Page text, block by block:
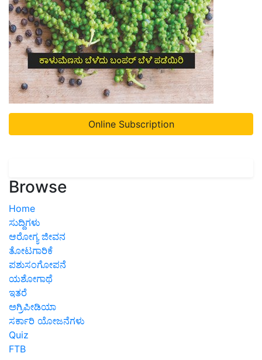
Online Subscription
Browse
Home
ಸುದ್ದಿಗಳು
ಆರೋಗ್ಯ ಜೀವನ
ತೋಟಗಾರಿಕೆ
ಪಶುಸಂಗೋಪನೆ
ಯಶೋಗಾಥೆ
ಇತರೆ
ಅಗ್ರಿಪೀಡಿಯಾ
ಸರ್ಕಾರಿ ಯೋಜನೆಗಳು
Quiz
FTB